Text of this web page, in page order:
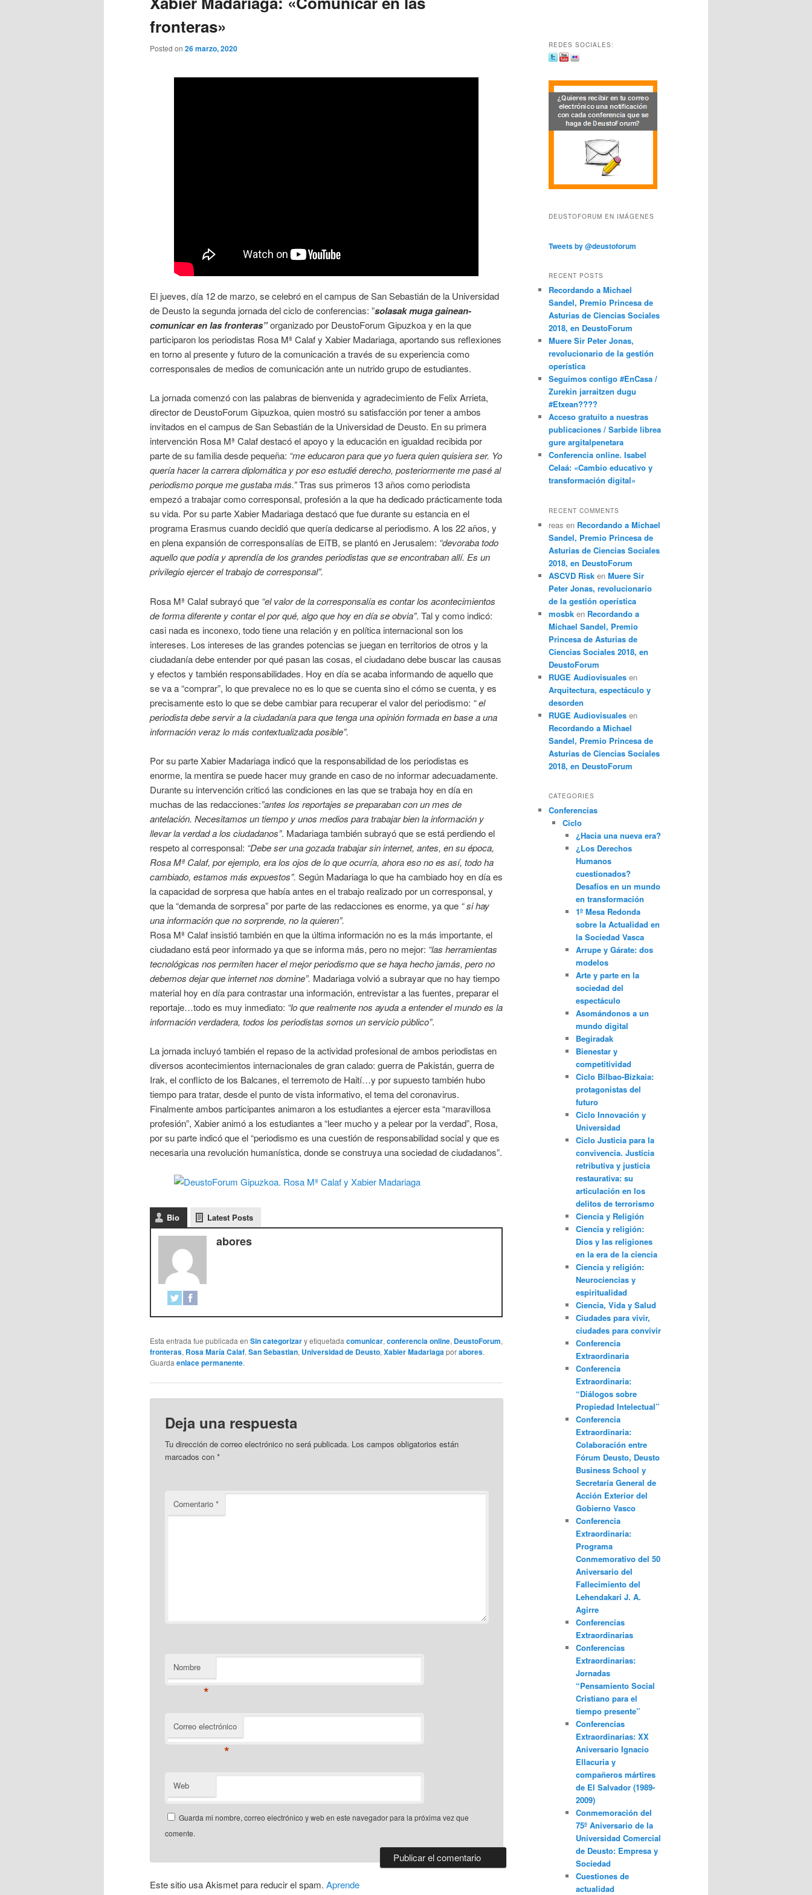
fronteras»
Posted on 26 marzo, 2020
El jueves, día 12 de marzo, se celebró en el campus de San Sebastián de la Universidad
de Deusto la segunda jornada del ciclo de conferencias: ”solasak muga gainean-
comunicar en las fronteras”organizado por DeustoForum Gipuzkoa y en la que
participaron los periodistas Rosa Mª Calaf y Xabier Madariaga, aportando sus reflexiones
en torno al presente y futuro de la comunicación a través de su experiencia como
corresponsales de medios de comunicación ante un nutrido grupo de estudiantes.
La jornada comenzó con las palabras de bienvenida y agradecimiento de Felix Arrieta,
director de DeustoForum Gipuzkoa, quien mostró su satisfacción por tener a ambos
invitados en el campus de San Sebastián de la Universidad de Deusto. En su primera
intervención Rosa Mª Calaf destacó el apoyo y la educación en igualdad recibida por
parte de su familia desde pequeña: “me educaron para que yo fuera quien quisiera ser. Yo
quería hacer la carrera diplomática y por eso estudié derecho, posteriormente me pasé al
periodismo porque me gustaba más.”Tras sus primeros 13 años como periodista
empezó a trabajar como corresponsal, profesión a la que ha dedicado prácticamente toda
su vida. Por su parte Xabier Madariaga destacó que fue durante su estancia en el
programa Erasmus cuando decidió que quería dedicarse al periodismo. A los 22 años, y
en plena expansión de corresponsalías de EiTB, se plantó en Jerusalem: “devoraba todo
aquello que podía y aprendía de los grandes periodistas que se encontraban allí. Es un
privilegio ejercer el trabajo de corresponsal”.
Rosa Mª Calaf subrayó que “el valor de la corresponsalía es contar los acontecimientos
de forma diferente y contar el por qué, algo que hoy en día se obvia”. Tal y como indicó:
casi nada es inconexo, todo tiene una relación y en política internacional son los
intereses. Los intereses de las grandes potencias se juegan en territorios de otros y la
ciudadanía debe entender por qué pasan las cosas, el ciudadano debe buscar las causas
y efectos y también responsabilidades. Hoy en día se acaba informando de aquello que
se va a “comprar”, lo que prevalece no es lo que se cuenta sino el cómo se cuenta, y es
precisamente esto lo que se debe cambiar para recuperar el valor del periodismo: “ el
periodista debe servir a la ciudadanía para que tenga una opinión formada en base a una
información veraz lo más contextualizada posible”.
Por su parte Xabier Madariaga indicó que la responsabilidad de los periodistas es
enorme, la mentira se puede hacer muy grande en caso de no informar adecuadamente.
Durante su intervención criticó las condiciones en las que se trabaja hoy en día en
muchas de las redacciones:”antes los reportajes se preparaban con un mes de
antelación. Necesitamos un tiempo y unos medios para trabajar bien la información y
llevar la verdad a los ciudadanos”. Madariaga también subrayó que se está perdiendo el
respeto al corresponsal: “Debe ser una gozada trabajar sin internet, antes, en su época,
Rosa Mª Calaf, por ejemplo, era los ojos de lo que ocurría, ahora eso no es así, todo ha
cambiado, estamos más expuestos”. Según Madariaga lo que ha cambiado hoy en día es
la capacidad de sorpresa que había antes en el trabajo realizado por un corresponsal, y
que la “demanda de sorpresa” por parte de las redacciones es enorme, ya que “ si hay
una información que no sorprende, no la quieren”.
Rosa Mª Calaf insistió también en que la última información no es la más importante, el
ciudadano está peor informado ya que se informa más, pero no mejor: “las herramientas
tecnológicas nos permiten hacer el mejor periodismo que se haya hecho jamás, pero no
debemos dejar que internet nos domine”. Madariaga volvió a subrayar que no hay tiempo
material hoy en día para contrastar una información, entrevistar a las fuentes, preparar el
reportaje…todo es muy inmediato: “lo que realmente nos ayuda a entender el mundo es la
información verdadera, todos los periodistas somos un servicio público”.
La jornada incluyó también el repaso de la actividad profesional de ambos periodistas en
diversos acontecimientos internacionales de gran calado: guerra de Pakistán, guerra de
Irak, el conflicto de los Balcanes, el terremoto de Haití…y por supuesto también hubo
tiempo para tratar, desde el punto de vista informativo, el tema del coronavirus.
Finalmente ambos participantes animaron a los estudiantes a ejercer esta “maravillosa
profesión”, Xabier animó a los estudiantes a “leer mucho y a pelear por la verdad”, Rosa,
por su parte indicó que el “periodismo es una cuestión de responsabilidad social y que es
necesaria una revolución humanística, donde se construya una sociedad de ciudadanos”.
Bio Latest Posts
abores
Esta entrada fue publicada en Sin categorizary etiquetada comunicar, conferencia online, DeustoForum,
fronteras, Rosa María Calaf, San Sebastian, Universidad de Deusto, Xabier Madariagaporabores.
Guarda enlace permanente.
Deja una respuesta
Tu dirección de correo electrónico no será publicada. Los campos obligatorios están
marcados con*
Comentario*
Nombre
*
Correo electrónico
*
Web
Guarda mi nombre, correo electrónico y web en este navegador para la próxima vez que
comente.
Este sitio usa Akismet para reducir el spam. Aprende
REDES SOCIALES:
DEUSTOFORUM EN IMÁGENES
Tweets by @deustoforum
RECENT POSTS
Recordando a Michael
Sandel, Premio Princesa de
Asturias de Ciencias Sociales
2018, en DeustoForum
Muere Sir Peter Jonas,
revolucionario de la gestión
operística
Seguimos contigo #EnCasa /
Zurekin jarraitzen dugu
#Etxean????
Acceso gratuito a nuestras
publicaciones / Sarbide librea
gure argitalpenetara
Conferencia online. Isabel
Celaá: «Cambio educativo y
transformación digital»
RECENT COMMENTS
reas en Recordando a Michael
Sandel, Premio Princesa de
Asturias de Ciencias Sociales
2018, en DeustoForum
ASCVD Risk en Muere Sir
Peter Jonas, revolucionario
de la gestión operística
mosbk en Recordando a
Michael Sandel, Premio
Princesa de Asturias de
Ciencias Sociales 2018, en
DeustoForum
RUGE Audiovisuales en
Arquitectura, espectáculo y
desorden
RUGE Audiovisuales en
Recordando a Michael
Sandel, Premio Princesa de
Asturias de Ciencias Sociales
2018, en DeustoForum
CATEGORIES
Conferencias
Ciclo
¿Hacia una nueva era?
¿Los Derechos
Humanos
cuestionados?
Desafíos en un mundo
en transformación
1º Mesa Redonda
sobre la Actualidad en
la Sociedad Vasca
Arrupe y Gárate: dos
modelos
Arte y parte en la
sociedad del
espectáculo
Asomándonos a un
mundo digital
Begiradak
Bienestar y
competitividad
Ciclo Bilbao-Bizkaia:
protagonistas del
futuro
Ciclo Innovación y
Universidad
Ciclo Justicia para la
convivencia. Justicia
retributiva y justicia
restaurativa: su
articulación en los
delitos de terrorismo
Ciencia y Religión
Ciencia y religión:
Dios y las religiones
en la era de la ciencia
Ciencia y religión:
Neurociencias y
espiritualidad
Ciencia, Vida y Salud
Ciudades para vivir,
ciudades para convivir
Conferencia
Extraordinaria
Conferencia
Extraordinaria:
“Diálogos sobre
Propiedad Intelectual”
Conferencia
Extraordinaria:
Colaboración entre
Fórum Deusto, Deusto
Business School y
Secretaría General de
Acción Exterior del
Gobierno Vasco
Conferencia
Extraordinaria:
Programa
Conmemorativo del 50
Aniversario del
Fallecimiento del
Lehendakari J. A.
Agirre
Conferencias
Extraordinarias
Conferencias
Extraordinarias:
Jornadas
“Pensamiento Social
Cristiano para el
tiempo presente”
Conferencias
Extraordinarias: XX
Aniversario Ignacio
Ellacuria y
compañeros mártires
de El Salvador (1989-
2009)
Conmemoración del
75º Aniversario de la
Universidad Comercial
de Deusto: Empresa y
Sociedad
Cuestiones de
actualidad